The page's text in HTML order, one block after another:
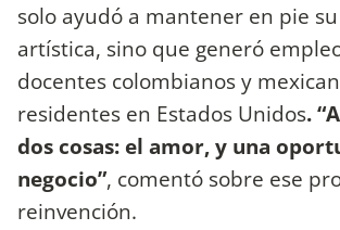
solo ayudó a mantener en pie
artística, sino que generó
docentes colombianos y
residentes en Estados Unidos.
dos cosas: el amor, y una
negocio”, comentó sobre ese
reinvención.